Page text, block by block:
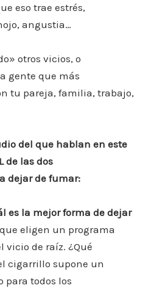
eso trae estrés,
angustia…
otros vicios, o
gente que más
tu pareja, familia, trabajo,
del que hablan en este
de las dos
dejar de fumar:
es la mejor forma de dejar
eligen un programa
vicio de raíz. ¿Qué
cigarrillo supone un
para todos los